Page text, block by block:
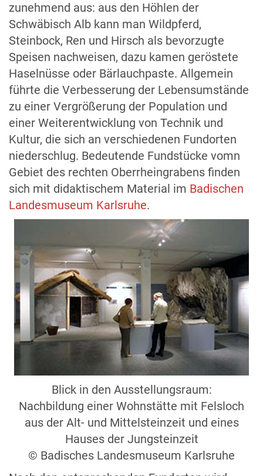
zunehmend aus: aus den Höhlen der
Schwäbisch Alb kann man Wildpferd,
Steinbock, Ren und Hirsch als bevorzugte
Speisen nachweisen, dazu kamen geröstete
Haselnüsse oder Bärlauchpaste. Allgemein
führte die Verbesserung der Lebensumstände
zu einer Vergrößerung der Population und
einer Weiterentwicklung von Technik und
Kultur, die sich an verschiedenen Fundorten
niederschlug. Bedeutende Fundstücke vomn
Gebiet des rechten Oberrheingrabens finden
sich mit didaktischem Material im Badischen
Landesmuseum Karlsruhe.
Blick in den Ausstellungsraum:
Nachbildung einer Wohnstätte mit Felsloch
aus der Alt- und Mittelsteinzeit und eines
Hauses der Jungsteinzeit
© Badisches Landesmuseum Karlsruhe